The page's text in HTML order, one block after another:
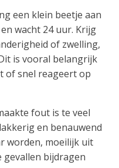
een klein beetje aan
wacht 24 uur. Krijg
of zwelling,
is vooral belangrijk
of snel reageert op
fout is te veel
en benauwend
worden, moeilijk uit
gevallen bijdragen